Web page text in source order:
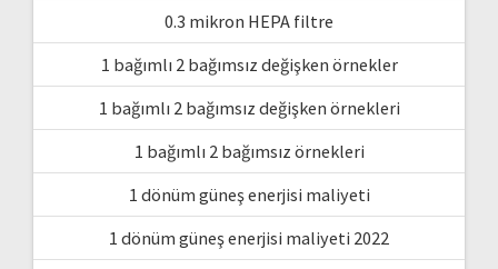
0.3 mikron HEPA filtre
1 bağımlı 2 bağımsız değişken örnekler
1 bağımlı 2 bağımsız değişken örnekleri
1 bağımlı 2 bağımsız örnekleri
1 dönüm güneş enerjisi maliyeti
1 dönüm güneş enerjisi maliyeti 2022